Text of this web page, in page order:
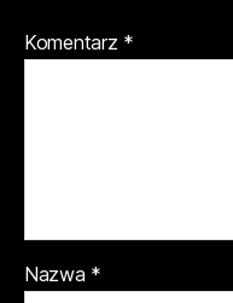
Komentarz *
Nazwa *